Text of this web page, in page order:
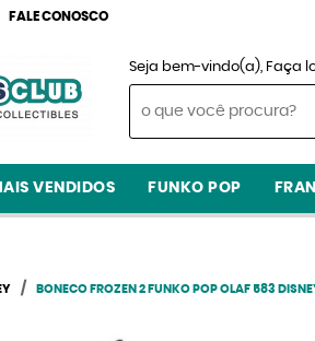
FALE CONOSCO
Seja bem-vindo(a), Faça
VENDIDOS FUNKO POP
BONECO FROZEN 2 FUNKO POP OLAF 583